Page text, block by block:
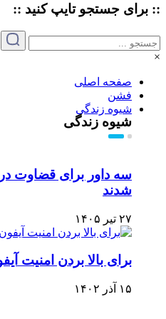
:: برای جستجو تایپکنید ::
×
صفحه اصلی
فشن
شیوه زندگی
شیوه زندگی
سه داور برای قضاوت
شدند
۲۷ تیر ۱۴۰۵
برای بالا بردن امنیت
۱۵ آذر ۱۴۰۲